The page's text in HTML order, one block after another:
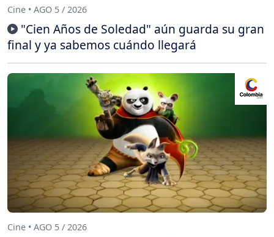
Cine • AGO 5 / 2026
"Cien Años de Soledad" aún guarda su gran
final y ya sabemos cuándo llegará
Cine • AGO 5 / 2026